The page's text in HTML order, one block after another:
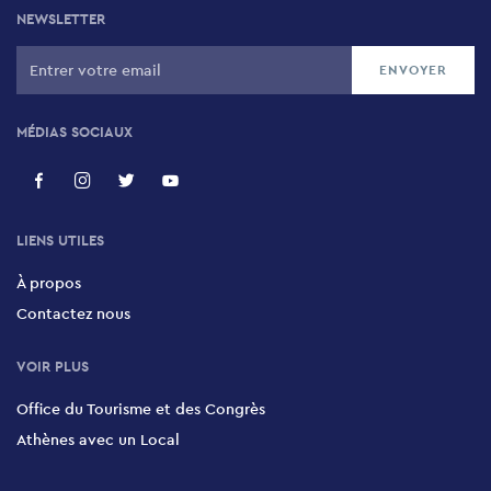
Théâtre municipal du Pirée
29 Filonos, Piraeus, 185 31
Korai Square, Piraeus, 185 35
Arlekinos
NEWSLETTER
MÉDIAS SOCIAUX
LIENS UTILES
À propos
Contactez nous
VOIR PLUS
Office du Tourisme et des Congrès
Athènes avec un Local